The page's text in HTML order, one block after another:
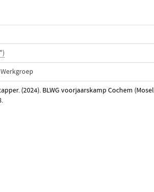
(2024). BLWG voorjaarskamp Cochem